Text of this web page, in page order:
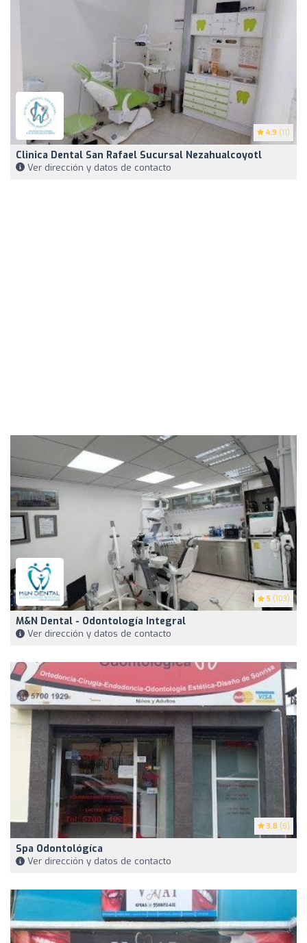
4.9 (11)
Clinica Dental San Rafael Sucursal Nezahualcoyotl
Ver dirección y datos de contacto
5 (103)
M&N Dental - Odontología Integral
Ver dirección y datos de contacto
3.8 (6)
Spa Odontológíca
Ver dirección y datos de contacto